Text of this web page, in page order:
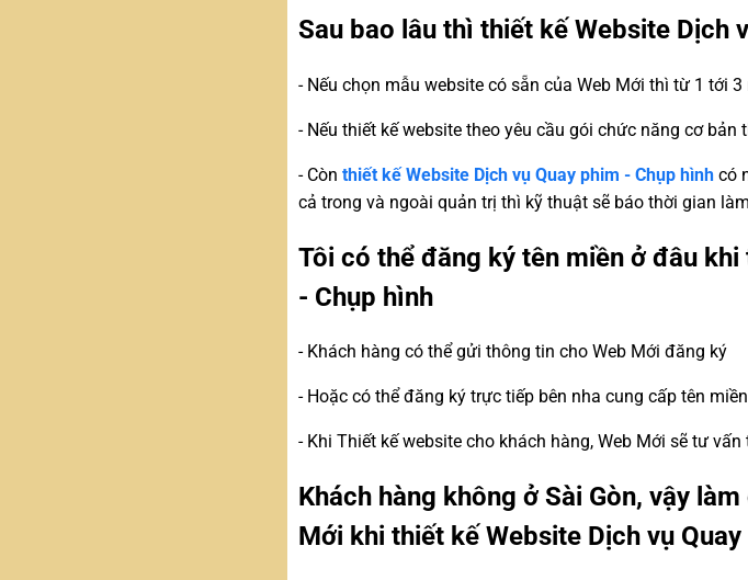
Sau bao lâu thì thiết kế Website Dịch
- Nếu chọn mẫu website có sẵn của Web Mới thì từ 1 tới
- Nếu thiết kế website theo yêu cầu gói chức năng cơ bản
- Còn thiết kế Website Dịch vụ Quay phim - Chụp hình có
cả trong và ngoài quản trị thì kỹ thuật sẽ báo thời gian
Tôi có thể đăng ký tên miền ở đâu
- Chụp hình
- Khách hàng có thể gửi thông tin cho Web Mới đăng ký
- Hoặc có thể đăng ký trực tiếp bên nha cung cấp tên
- Khi Thiết kế website cho khách hàng, Web Mới sẽ tư vấn
Khách hàng không ở Sài Gòn, vậy
Mới khi thiết kế Website Dịch vụ